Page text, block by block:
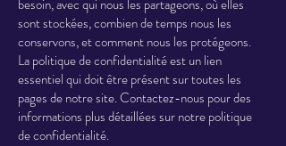
besoin, avec qui nous les partageons, où elles
sont stockées, combien de temps nous les
conservons, et comment nous les protégeons.
La politique de confidentialité est un lien
essentiel qui doit être présent sur toutes les
pages de notre site. Contactez-nous pour des
informations plus détaillées sur notre politique
de confidentialité.